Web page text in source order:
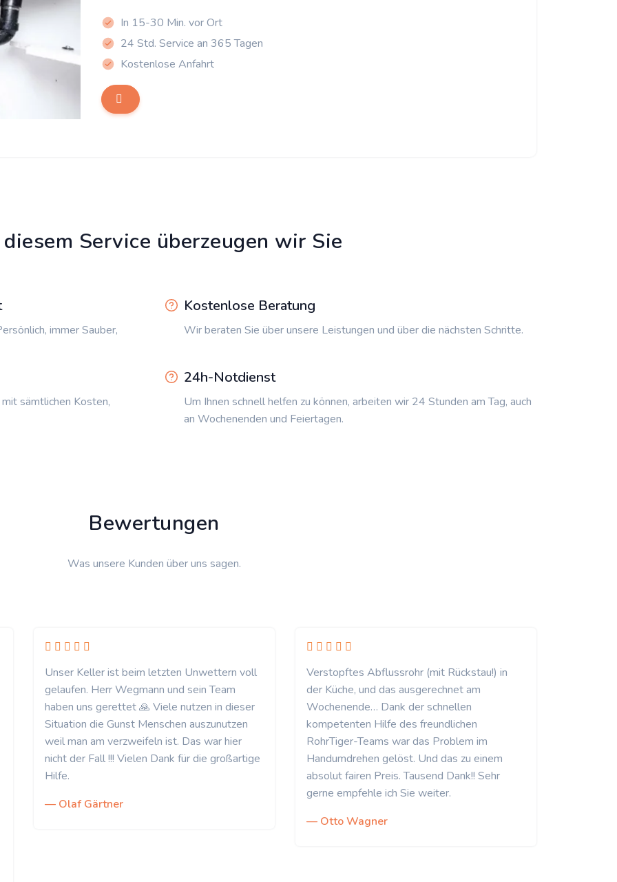
In 15-30 Min. vor Ort
24 Std. Service an 365 Tagen
Kostenlose Anfahrt
Service überzeugen wir Sie
immer Sauber,
Kostenlose Beratung
Wir beraten Sie über unsere Leistungen und über die nächsten Schritte.
sämtlichen Kosten,
24h-Notdienst
Um Ihnen schnell helfen zu können, arbeiten wir 24 Stunden am Tag, auch
an Wochenenden und Feiertagen.
Bewertungen
Was unsere Kunden über uns sagen.
Unser Keller ist beim letzten Unwettern voll
gelaufen. Herr Wegmann und sein Team
haben uns gerettet 🙏 Viele nutzen in dieser
Situation die Gunst Menschen auszunutzen
weil man am verzweifeln ist. Das war hier
nicht der Fall !!! Vielen Dank für die großartige
Hilfe.
— Olaf Gärtner
Verstopftes Abflussrohr (mit Rückstau!) in
der Küche, und das ausgerechnet am
Wochenende… Dank der schnellen
kompetenten Hilfe des freundlichen
RohrTiger-Teams war das Problem im
Handumdrehen gelöst. Und das zu einem
absolut fairen Preis. Tausend Dank!! Sehr
gerne empfehle ich Sie weiter.
— Otto Wagner